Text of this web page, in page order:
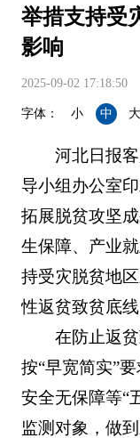
举措支持受
影响
2025-09-02 17:18:50
字体： 小 中 大
河北日报
导小组办公室
拓展脱贫攻坚
生保障、产业
持受灾脱贫地
性返贫致贫底线
在防止返
按“早宽简实”
安全无保障等“
监测对象，做